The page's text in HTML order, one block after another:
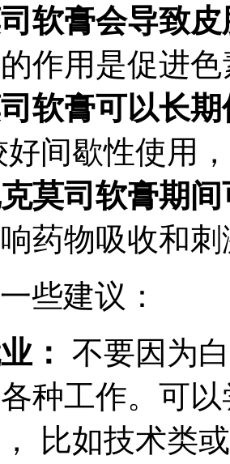
软膏会导致
作用是促进
软膏可以长
好间歇性使用
莫司软膏期
药物吸收和
些建议：
： 不要因为
种工作。可
比如技术类